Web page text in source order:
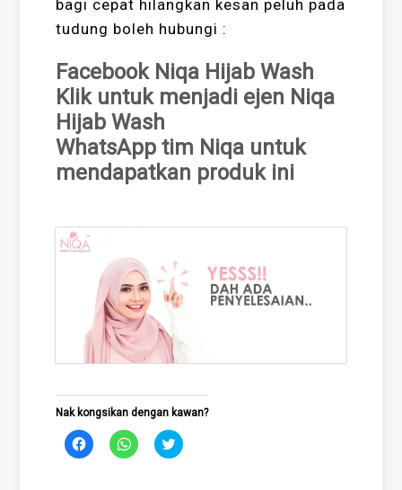
bagi cepat hilangkan kesan peluh pada
tudung boleh hubungi :
Facebook Niqa Hijab Wash
Klik untuk menjadi ejen Niqa
Hijab Wash
WhatsApp tim Niqa untuk
mendapatkan produk ini
Nak kongsikan dengan kawan?
Click
to
Click
to
Click
to